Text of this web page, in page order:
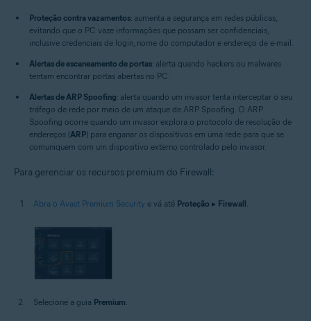
Proteção contra vazamentos: aumenta a segurança em redes públicas,
evitando que o PC vaze informações que possam ser confidenciais,
inclusive credenciais de login, nome do computador e endereço de e-mail.
Alertas de escaneamento de portas: alerta quando hackers ou malwares
tentam encontrar portas abertas no PC.
Alertas de ARP Spoofing: alerta quando um invasor tenta interceptar o seu
tráfego de rede por meio de um ataque de ARP Spoofing. O ARP
Spoofing ocorre quando um invasor explora o protocolo de resolução de
endereços (ARP) para enganar os dispositivos em uma rede para que se
comuniquem com um dispositivo externo controlado pelo invasor.
Para gerenciar os recursos premium do Firewall:
Abra o Avast Premium Security e vá até Proteção ▸ Firewall.
Selecione a guia Premium